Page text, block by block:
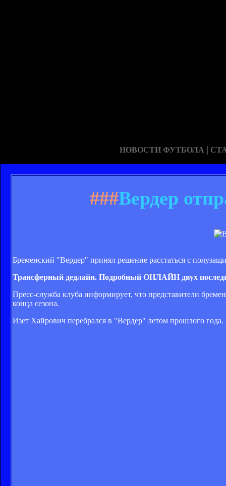
НОВОСТИ ФУТБОЛА |
###Вердер
Бременский "Вердер" принял решение расстаться с
Трансферный дедлайн. Подробный ОНЛАЙН двух
Пресс-служба клуба информирует, что представители
конца сезона.
Изет Хайрович перебрался в "Вердер" летом прошлого